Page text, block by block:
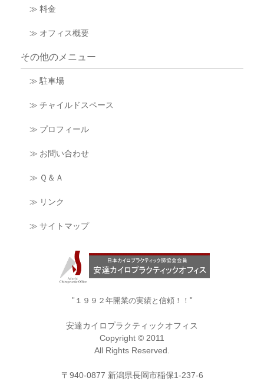
≫ 料金
≫ オフィス概要
その他のメニュー
≫ 駐車場
≫ チャイルドスペース
≫ プロフィール
≫ お問い合わせ
≫ Ｑ＆Ａ
≫ リンク
≫ サイトマップ
"１９９２年開業の実績と信頼！！"
安達カイロプラクティックオフィス
Copyright © 2011
All Rights Reserved.
〒940-0877 新潟県長岡市稲保1-237-6